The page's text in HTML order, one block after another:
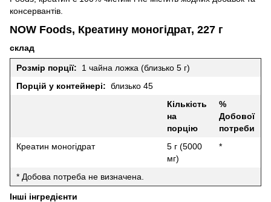
консервантів.
NOW Foods, Креатину моногідрат, 227 г
склад
Розмір порції: 1 чайна ложка (близько 5 г)
Порцій у контейнері: близько 45
Кількість
на
порцію
%
Добової
потреби
Креатин моногідрат
5 г (5000
мг)
*
* Добова потреба не визначена.
Інші інгредієнти